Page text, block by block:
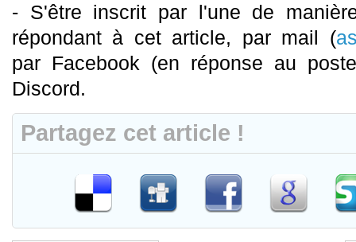
- S'être inscrit par l'une de
répondant à cet article, par mail (
par Facebook (en réponse au
Discord.
Partagez cet article !